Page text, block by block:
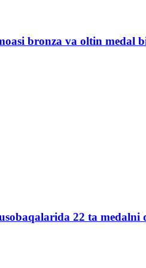
bronza va oltin medal
22 ta medalni